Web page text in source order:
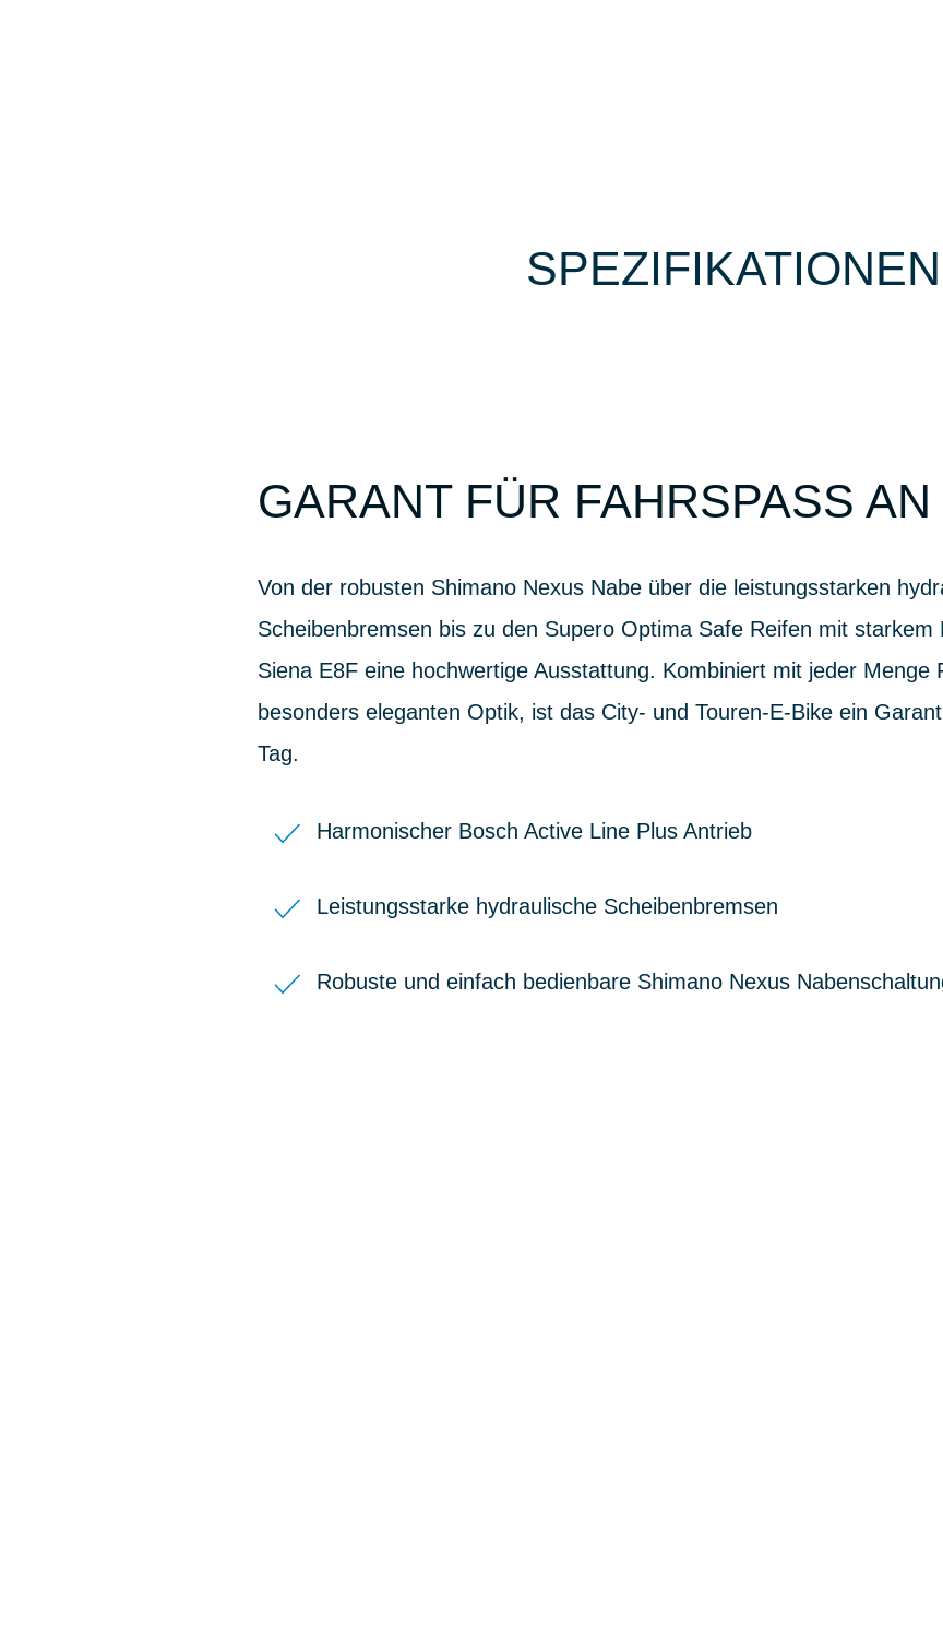
SPEZIFIKATIONEN
GARANT FÜR FAHRSPASS
Von der robusten Shimano Nexus Nabe über die leistungsstarken
Scheibenbremsen bis zu den Supero Optima Safe Reifen mit
Siena E8F eine hochwertige Ausstattung. Kombiniert mit jeder Menge
besonders eleganten Optik, ist das City- und Touren-E-Bike ein
Tag.
Harmonischer Bosch Active Line Plus Antrieb
Leistungsstarke hydraulische Scheibenbremsen
Robuste und einfach bedienbare Shimano Nexus